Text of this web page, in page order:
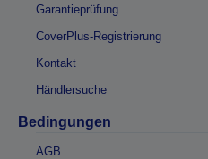
Garantieprüfung
CoverPlus-Registrierung
Kontakt
Händlersuche
Bedingungen
AGB